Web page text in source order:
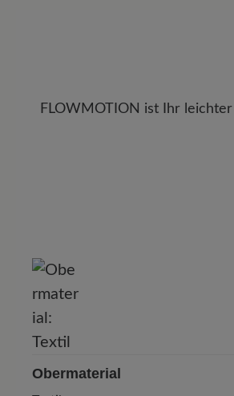
FLOWMOTION ist Ihr
Obermaterial